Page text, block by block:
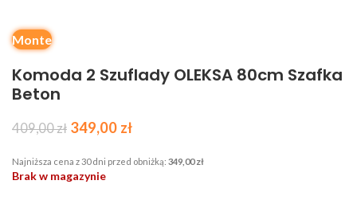
Monte
Komoda 2 Szuflady OLEKSA 80cm Szafka
Beton
409,00zł 349,00 zł
Najniższa cena z 30 dni przed obniżką: 349,00zł
Brak w magazynie